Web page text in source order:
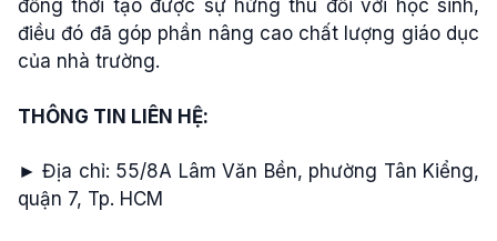
đồng thời tạo được sự hứng thú đối với học sinh,
điều đó đã góp phần nâng cao chất lượng giáo dục
của nhà trường.
THÔNG TIN LIÊN HỆ:
► Địa chỉ: 55/8A Lâm Văn Bền, phường Tân Kiểng,
quận 7, Tp. HCM